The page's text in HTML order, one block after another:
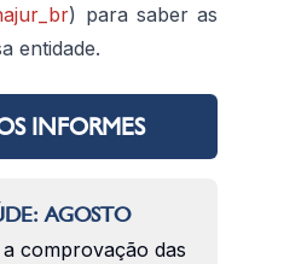
) para saber as
entidade.
INFORMES
AGOSTO
comprovação das